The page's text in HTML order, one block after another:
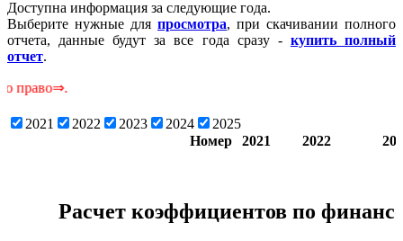
Доступна информация за следующие года.
Выберите нужные для просмотра, при скачивании полного
отчета, данные будут за все года сразу - купить полный
отчет.
2021 2022 2023 2024
2025
Номер
2021 2022
Расчет коэффициентов по